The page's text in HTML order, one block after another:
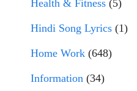
Health & Fitness (5)
Hindi Song Lyrics (1)
Home Work (648)
Information (34)